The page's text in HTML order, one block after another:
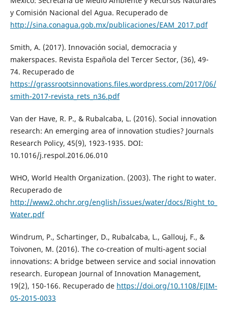
y Comisión Nacional del Agua. Recuperado de
http://sina.conagua.gob.mx/publicaciones/EAM_2017.pdf
Smith, A. (2017). Innovación social, democracia y
makerspaces. Revista Española del Tercer Sector, (36), 49-
74. Recuperado de
https://grassrootsinnovations.files.wordpress.com/2017/06/
smith-2017-revista_rets_n36.pdf
Van der Have, R. P., & Rubalcaba, L. (2016). Social innovation
research: An emerging area of innovation studies? Journals
Research Policy, 45(9), 1923-1935. DOI:
10.1016/j.respol.2016.06.010
WHO, World Health Organization. (2003). The right to water.
Recuperado de
http://www2.ohchr.org/english/issues/water/docs/Right_to_
Water.pdf
Windrum, P., Schartinger, D., Rubalcaba, L., Gallouj, F., &
Toivonen, M. (2016). The co-creation of multi-agent social
innovations: A bridge between service and social innovation
research. European Journal of Innovation Management,
19(2), 150-166. Recuperado de https://doi.org/10.1108/EJIM-
05-2015-0033